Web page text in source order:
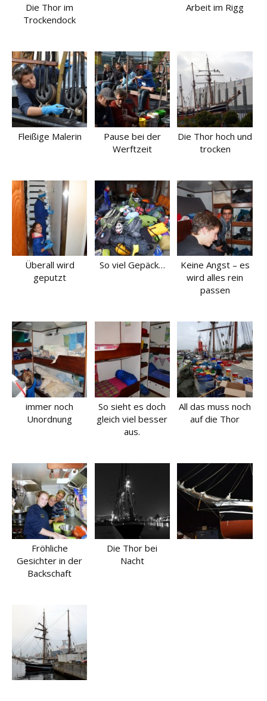
Die Thor im
Trockendock
Arbeit im Rigg
Fleißige Malerin
Pause bei der
Werftzeit
Die Thor hoch und
trocken
Überall wird
geputzt
So viel Gepäck…
Keine Angst – es
wird alles rein
passen
immer noch
Unordnung
So sieht es doch
gleich viel besser
aus.
All das muss noch
auf die Thor
Fröhliche
Gesichter in der
Backschaft
Die Thor bei
Nacht